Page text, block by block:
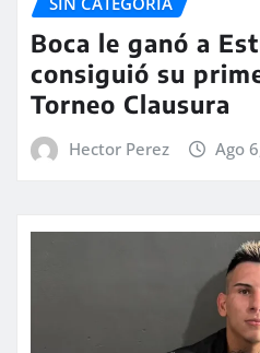
Boca le ganó a
consiguió su
Torneo Clausura
Hector Perez Ago